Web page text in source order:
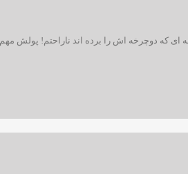
ای که دوچرخه اش را برده اند ناراحتم! پولش مهم